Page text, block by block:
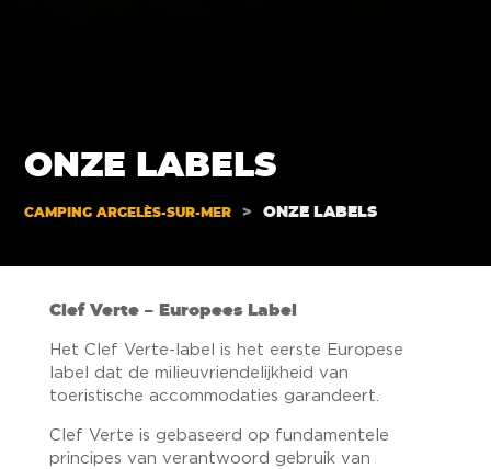
ONZE LABELS
CAMPING ARGELÈS-SUR-MER > ONZE LABELS
Clef Verte – Europees Label
Het Clef Verte-label is het eerste Europese
label dat de milieuvriendelijkheid van
toeristische accommodaties garandeert.
Clef Verte is gebaseerd op fundamentele
principes van verantwoord gebruik van